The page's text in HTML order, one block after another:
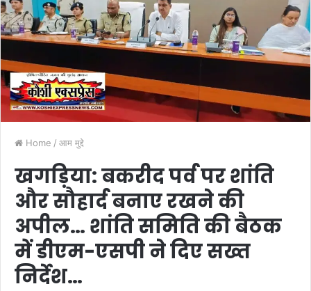
Home / आम मुद्दे
खगड़िया: बकरीद पर्व पर शांति
और सौहार्द बनाए रखने की
अपील… शांति समिति की बैठक
में डीएम-एसपी ने दिए सख्त
निर्देश…